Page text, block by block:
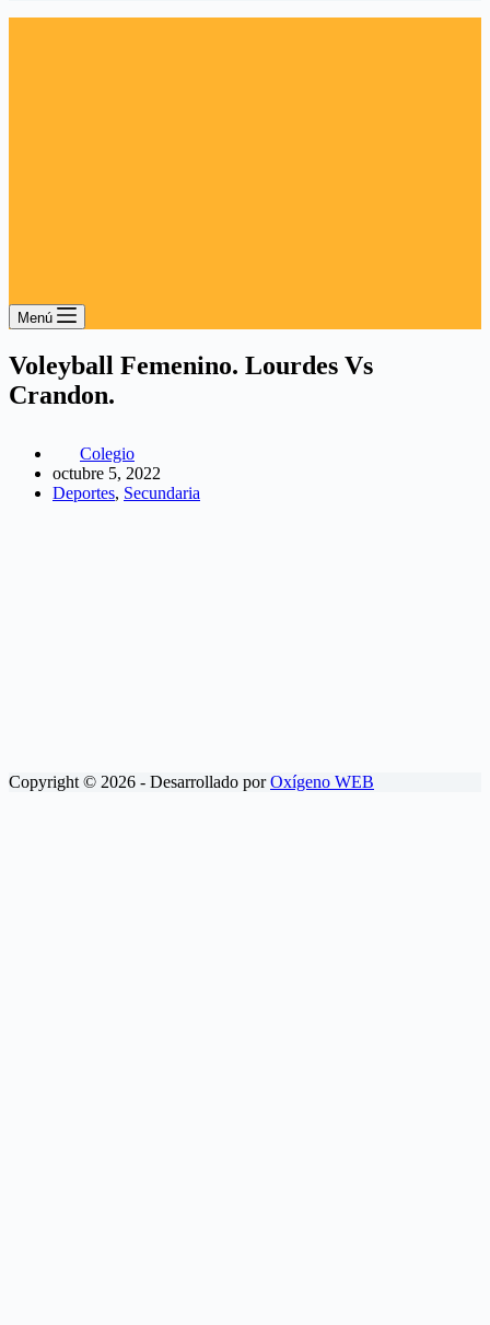
Menú
Voleyball Femenino. Lourdes Vs
Crandon.
Colegio
octubre 5, 2022
Deportes, Secundaria
Copyright © 2026 - Desarrollado porOxígeno WEB